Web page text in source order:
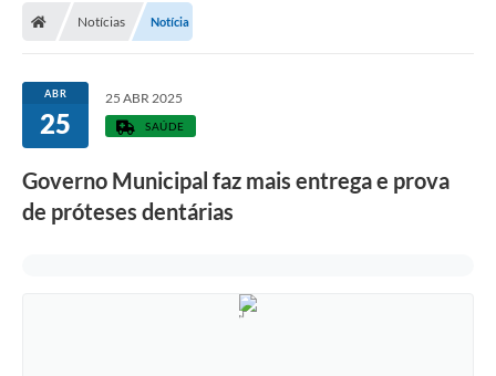
Notícias Notícia
ABR
25
25 ABR 2025
SAÚDE
Governo Municipal faz mais entrega e prova
de próteses dentárias